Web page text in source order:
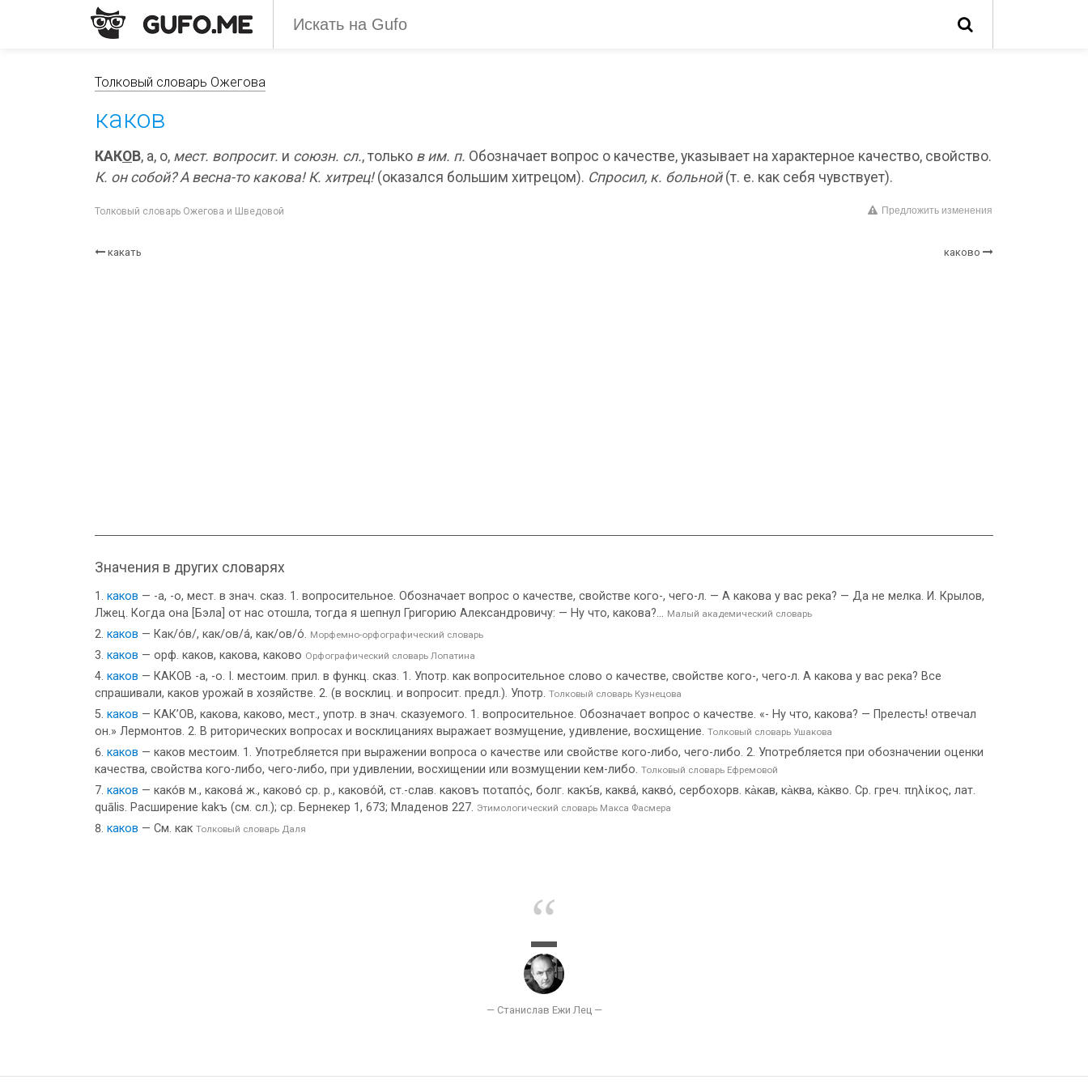
Толковый словарь Ожегова
каков
КАКОВ, а, о, мест. вопросит. и союзн. сл., только в им. п. Обозначает вопрос о качестве, указывает на характерное качество, свойство.
К. он собой? А весна-то какова! К. хитрец!(оказался большим хитрецом). Спросил, к. больной(т. е. как себя чувствует).
Толковый словарь Ожегова и Шведовой Предложить изменения
какать каково
Значения в других словарях
каков — -а, -о, мест. в знач. сказ. 1. вопросительное. Обозначает вопрос о качестве, свойстве кого-, чего-л. — А какова у вас река? — Да не мелка. И. Крылов,
Лжец. Когда она [Бэла] от нас отошла, тогда я шепнул Григорию Александровичу: — Ну что, какова?... Малый академический словарь
каков — Как/о́в/, как/ов/а́, как/ов/о́. Морфемно-орфографический словарь
каков — орф. каков, какова, каково Орфографический словарь Лопатина
каков — КАКОВ -а, -о. I. местоим. прил. в функц. сказ. 1. Употр. как вопросительное слово о качестве, свойстве кого-, чего-л. А какова у вас река? Все
спрашивали, каков урожай в хозяйстве. 2. (в восклиц. и вопросит. предл.). Употр. Толковый словарь Кузнецова
каков — КАК’ОВ, какова, каково, мест., употр. в знач. сказуемого. 1. вопросительное. Обозначает вопрос о качестве. «- Ну что, какова? — Прелесть! отвечал
он.» Лермонтов. 2. В риторических вопросах и восклицаниях выражает возмущение, удивление, восхищение. Толковый словарь Ушакова
каков — каков местоим. 1. Употребляется при выражении вопроса о качестве или свойстве кого-либо, чего-либо. 2. Употребляется при обозначении оценки
качества, свойства кого-либо, чего-либо, при удивлении, восхищении или возмущении кем-либо. Толковый словарь Ефремовой
каков — како́в м., какова́ ж., каково́ ср. р., каково́й, ст.-слав. каковъ ποταπός, болг. какъ́в, каква́, какво́, сербохорв. ка̀кав, ка̀ква, ка̀кво. Ср. греч. πηλίκος, лат.
quālis. Расширение kakъ (см. сл.); ср. Бернекер 1, 673; Младенов 227. Этимологический словарь Макса Фасмера
каков — См. как Толковый словарь Даля